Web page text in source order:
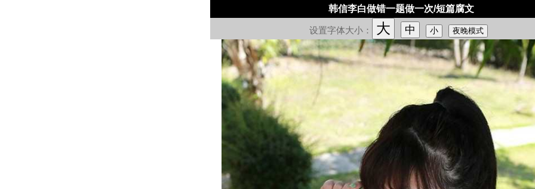
韩信李白做错一题做一次/短篇腐文
设置字体大小： 大 中 小 夜晚模式